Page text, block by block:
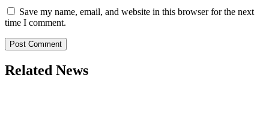
Save my name, email, and website in this browser for the next
time I comment.
Related News